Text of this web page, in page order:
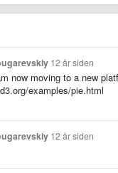
12 år siden
now moving to a new
examples/pie.html
12 år siden